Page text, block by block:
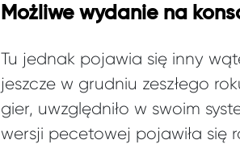
Możliwe wydanie na
Tu jednak pojawia się inny
jeszcze w grudniu zeszłego
gier, uwzględniło w swoim
wersji pecetowej pojawiła się